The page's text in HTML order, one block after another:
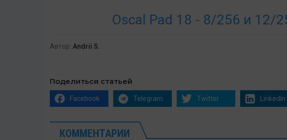
Oscal Pad 18 - 8/256 и 12/
Автор: Andrii S.
Поделиться статьей
Facebook Telegram Twitter LinkedIn
КОММЕНТАРИИ